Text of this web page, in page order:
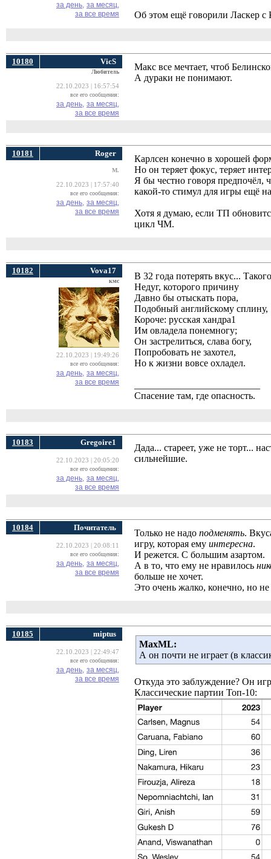
за день, за месяц,
за все время
Об этом ещё говорили Ласкер с
10180 VicS
Любитель
22.10.2023 | 16:57:54
все его сообщения:
за день, за месяц,
за все время
Макс все мечтает, чтоб
А дураки не понимают.
10181 Roger
M.
22.10.2023 | 17:57:40
все его сообщения:
за день, за месяц,
за все время
Карлсен конечно в хорошей
Но он теряет фокус, теряет
Я бы честно говоря предпочёл,
какой-то стимул для игры ещё
Хотя я думаю, если ТП
цикл ЧМ.
10182 Vova17
кмс
22.10.2023 | 19:49:26
все его сообщения:
за день, за месяц,
за все время
В 32 года потерять вкус...
Недуг, которого причину
Давно бы отыскать пора,
Подобный английскому сплину,
Короче: русская хандра1
Им овладела понемногу;
Он застрелиться, слава богу,
Попробовать не захотел,
Но к жизни вовсе охладел.
Спасение там, где опасность.
10183 Gregoire1
22.10.2023 | 20:05:20
все его сообщения:
за день, за месяц,
за все время
Дада... стареет, уже не торт...
сильнейшие.
10184 Почитатель
22.10.2023 | 20:08:11
все его сообщения:
за день, за месяц,
за все время
Только не надо подменять.
игру, которая ему интересна.
И режется. С большим азартом.
А в то, что ему не нравилось
больше не хочет.
Это очень жалко, конечно, но
10185 miрtus
22.10.2023 | 22:49:47
все его сообщения:
за день, за месяц,
за все время
MaxML:
А он почти не играет (в
Откуда это заблуждение? Он
Классические партии Топ-10: